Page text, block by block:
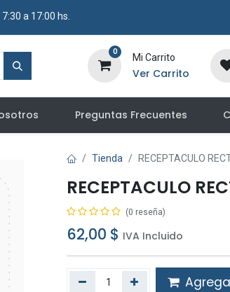
a 17:00 hs.
0
Mi Carrito
Ver Carrito
Preguntas Frecuentes
Tienda RECEPTACULO
RECEPTACULO
(0 reseña)
62,00 $ IVA Incluido